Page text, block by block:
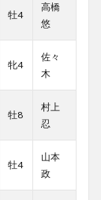
牡4
高橋
悠
牝4
佐々
木
牡8
村上
忍
牡4
山本
政